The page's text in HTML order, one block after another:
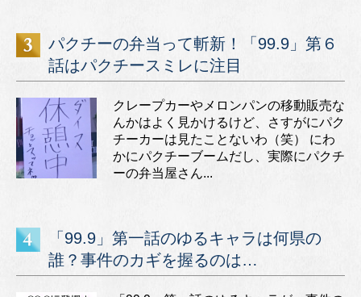
パクチーの弁当って斬新！「99.9」第６
話はパクチースミレに注目
クレープカーやメロンパンの移動販売な
んかはよく見かけるけど、さすがにパク
チーカーは見たことないわ（笑） にわ
かにパクチーブームだし、実際にパクチ
ーの弁当屋さん...
「99.9」第一話のゆるキャラは何県の
誰？事件のカギを握るのは…